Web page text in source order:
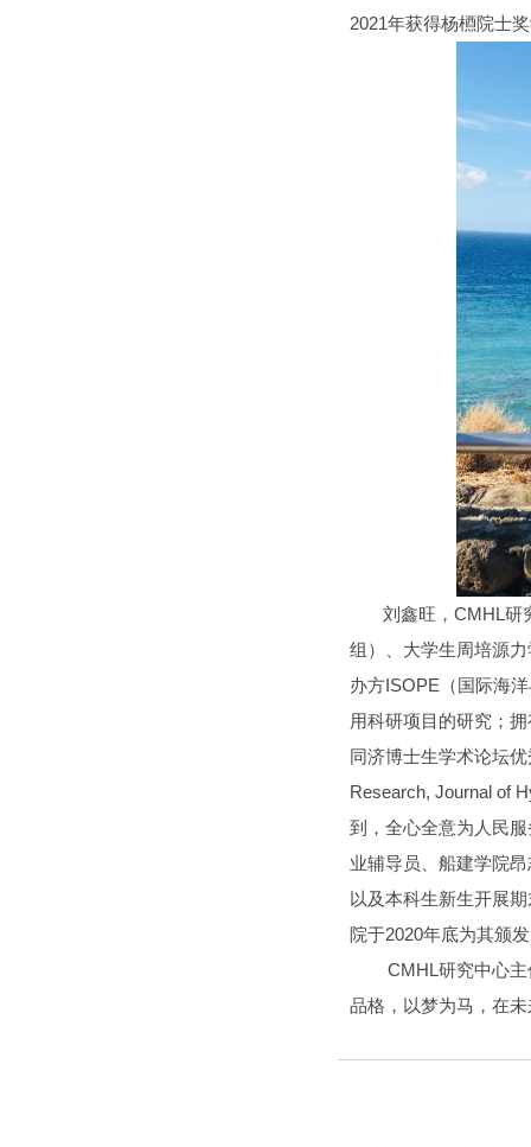
2021年获得杨槱院士
刘鑫旺，CMHL研究
组）、大学生周培源
办方ISOPE（国际海
用科研项目的研究；
同济博士生学术论坛
Research, Journal of
到，全心全意为人民
业辅导员、船建学院
以及本科生新生开展
院于2020年底为其颁
CMHL研究中心主任
品格，以梦为马，在